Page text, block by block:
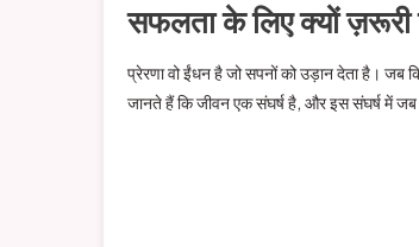
सफलता के लिए क्यों ज़रूरी
प्रेरणा वो ईंधन है जो सपनों को उड़ान देता है।
जानते हैं कि जीवन एक संघर्ष है, और इस संघर्ष में